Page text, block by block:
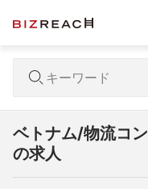
ベトナム/物流コ
の求人